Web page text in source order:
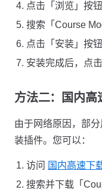
点击「浏览」按钮
搜索「Course
点击「安装」按钮
安装完成后，点击
方法二：国内高
由于网络原因，部
装插件。您可以：
访问 国内高速下
搜索并下载「